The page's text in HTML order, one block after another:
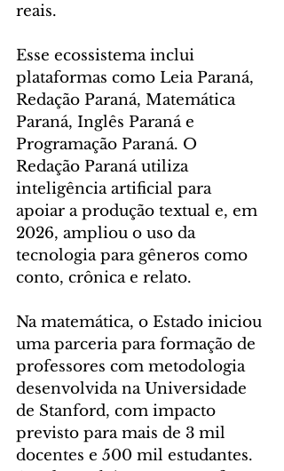
reais.
Esse ecossistema inclui
plataformas como Leia Paraná,
Redação Paraná, Matemática
Paraná, Inglês Paraná e
Programação Paraná. O
Redação Paraná utiliza
inteligência artificial para
apoiar a produção textual e, em
2026, ampliou o uso da
tecnologia para gêneros como
conto, crônica e relato.
Na matemática, o Estado iniciou
uma parceria para formação de
professores com metodologia
desenvolvida na Universidade
de Stanford, com impacto
previsto para mais de 3 mil
docentes e 500 mil estudantes.